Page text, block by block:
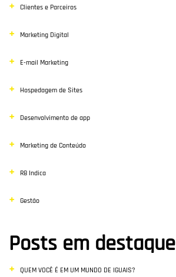
Clientes e Parceiros
Marketing Digital
E-mail Marketing
Hospedagem de Sites
Desenvolvimento de app
Marketing de Conteúdo
R8 Indica
Gestão
Posts em destaque
QUEM VOCÊ É EM UM MUNDO DE IGUAIS?